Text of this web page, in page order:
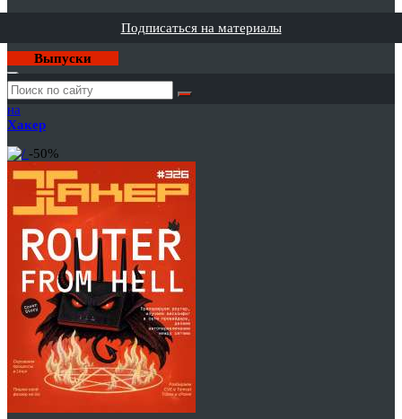
Подписаться на материалы
Выпуски
Годовая
подписка
на
Хакер
-50%